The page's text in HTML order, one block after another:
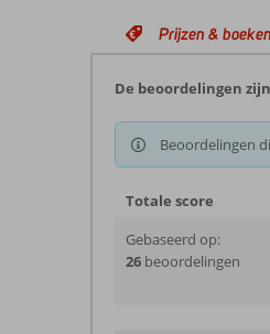
Prijzen & boeken
De beoordelingen
Beoordelingen
Totale score
Gebaseerd op:
26 beoordelingen